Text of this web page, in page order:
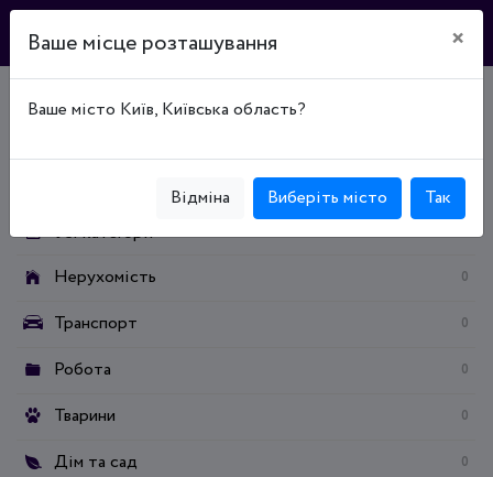
Дошка оголошень
Усі категорії
Нерухомість
0
Транспорт 0
Робота 0
Тварини 0
Дім та сад 0
Ваше місце розташування ×
Ваше місто Київ, Київська область?
Відміна Виберіть місто Так